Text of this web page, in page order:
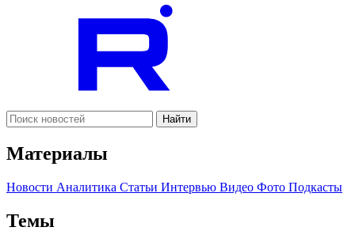
Найти
Материалы
Новости Аналитика Статьи Интервью Видео Фото Подкасты
Темы